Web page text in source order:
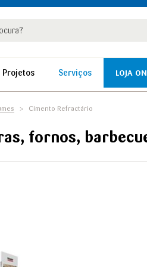
Projetos Serviços LOJA
Cimento Refractário
fornos,